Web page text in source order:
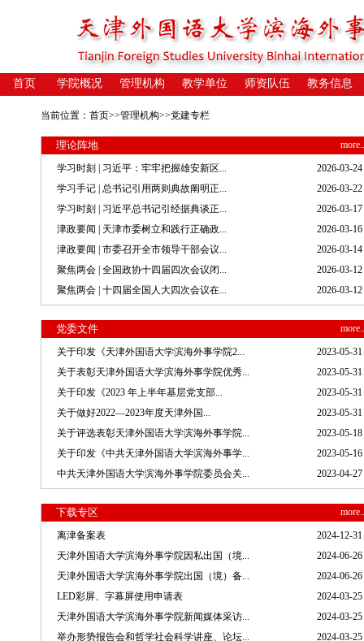
首页 学院概况 管理机构 教学单位 师资队伍 教务信息
当前位置： 首页>>管理机构>>党建专栏
理论阵地 more..
学习时刻 | 习近平：牢牢把握雄安新区...
2026-03-24
学习手记 | 总书记引用两则典故阐明正...
2026-03-22
学习时刻 | 习近平总书记引经据典谈正...
2026-03-17
津政要闻 | 天津市委树立和践行正确政...
2026-03-16
津政要闻 | 市委召开全市领导干部会议...
2026-03-14
聚焦两会 | 全国政协十四届四次会议闭...
2026-03-12
聚焦两会 | 十四届全国人大四次会议在...
2026-03-12
党委文件 more..
关于印发《天津外国语大学滨海外事学院2...
2023-05-31
关于表彰天津外国语大学滨海外事学院优秀...
2023-05-31
关于印发《2023 年上半年基层党支部...
2023-05-31
关于做好2022—2023年度天津外国...
2023-05-31
关于评选表彰天津外国语大学滨海外事学院...
2023-05-18
关于印发《中共天津外国语大学滨海外事学...
2023-05-16
中共天津外国语大学滨海外事学院委员会关...
2023-04-27
下载专区 more..
离津备案表
2024-12-31
天津外国语大学滨海外事学院因私出国（境...
2024-06-26
天津外国语大学滨海外事学院出国（境）备...
2024-06-26
LED彩屏、字幕屏使用申请表
2024-03-25
天津外国语大学滨海外事学院新闻媒体采访...
2024-03-25
举办形势报告会和哲学社会科学讲座、论坛...
2024-03-25